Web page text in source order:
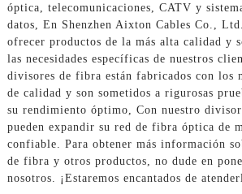
óptica, telecomunicaciones, CATV y
datos, En Shenzhen Aixton Cables Co.,
ofrecer productos de la más alta calidad y
las necesidades específicas de nuestros
divisores de fibra están fabricados con los
de calidad y son sometidos a rigurosas
su rendimiento óptimo, Con nuestro
pueden expandir su red de fibra óptica de
confiable. Para obtener más información
de fibra y otros productos, no dude en
nosotros. ¡Estaremos encantados de